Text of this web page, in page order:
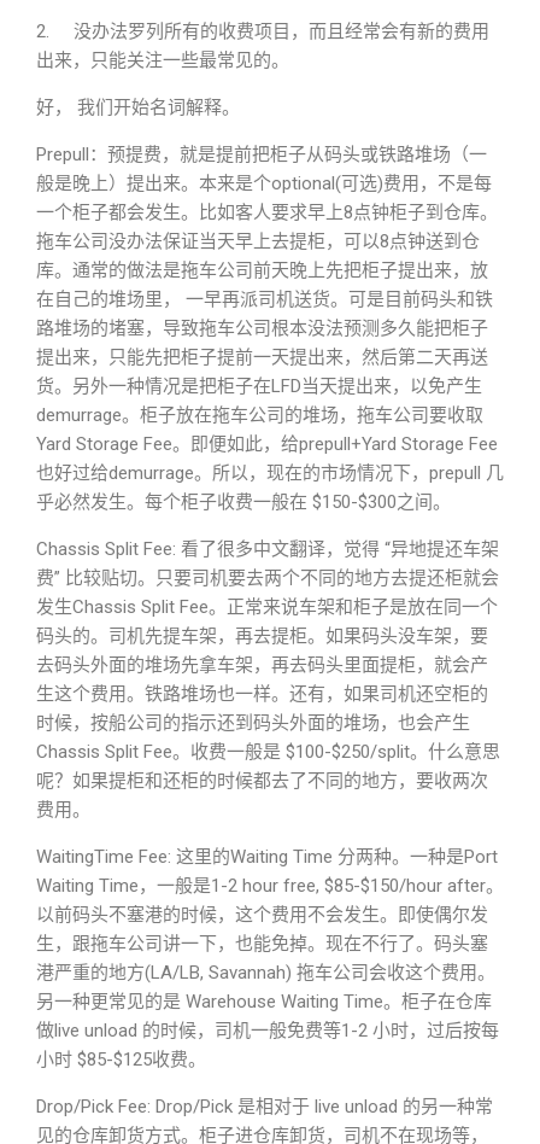
2. 没办法罗列所有的收费项目，而且经常会有新的费用
出来，只能关注一些最常见的。
好， 我们开始名词解释。
Prepull：预提费，就是提前把柜子从码头或铁路堆场（一
般是晚上）提出来。本来是个optional(可选)费用，不是每
一个柜子都会发生。比如客人要求早上8点钟柜子到仓库。
拖车公司没办法保证当天早上去提柜，可以8点钟送到仓
库。通常的做法是拖车公司前天晚上先把柜子提出来，放
在自己的堆场里， 一早再派司机送货。可是目前码头和铁
路堆场的堵塞，导致拖车公司根本没法预测多久能把柜子
提出来，只能先把柜子提前一天提出来，然后第二天再送
货。另外一种情况是把柜子在LFD当天提出来，以免产生
demurrage。柜子放在拖车公司的堆场，拖车公司要收取
Yard Storage Fee。即便如此，给prepull+Yard Storage Fee
也好过给demurrage。所以，现在的市场情况下，prepull 几
乎必然发生。每个柜子收费一般在 $150-$300之间。
Chassis Split Fee: 看了很多中文翻译，觉得 “异地提还车架
费” 比较贴切。只要司机要去两个不同的地方去提还柜就会
发生Chassis Split Fee。正常来说车架和柜子是放在同一个
码头的。司机先提车架，再去提柜。如果码头没车架，要
去码头外面的堆场先拿车架，再去码头里面提柜，就会产
生这个费用。铁路堆场也一样。还有，如果司机还空柜的
时候，按船公司的指示还到码头外面的堆场，也会产生
Chassis Split Fee。收费一般是 $100-$250/split。什么意思
呢？如果提柜和还柜的时候都去了不同的地方，要收两次
费用。
WaitingTime Fee: 这里的Waiting Time 分两种。一种是Port
Waiting Time，一般是1-2 hour free, $85-$150/hour after。
以前码头不塞港的时候，这个费用不会发生。即使偶尔发
生，跟拖车公司讲一下，也能免掉。现在不行了。码头塞
港严重的地方(LA/LB, Savannah) 拖车公司会收这个费用。
另一种更常见的是 Warehouse Waiting Time。柜子在仓库
做live unload 的时候，司机一般免费等1-2 小时，过后按每
小时 $85-$125收费。
Drop/Pick Fee: Drop/Pick 是相对于 live unload 的另一种常
见的仓库卸货方式。柜子进仓库卸货，司机不在现场等，